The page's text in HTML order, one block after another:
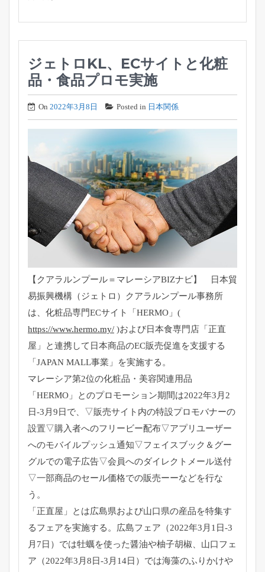
ジェトロKL、ECサイトと化粧
品・食品プロモ実施
On 2022年3月8日 Posted in 日本関係
【クアラルンプール＝マレーシアBIZナビ】 日本貿
易振興機構（ジェトロ）クアラルンプール事務所
は、化粧品専門ECサイト「HERMO」(
https://www.hermo.my/ )および日本食専門店「正直
屋」と連携して日本商品のEC販売促進を支援する
「JAPAN MALL事業」を実施する。
マレーシア第2位の化粧品・美容関連用品
「HERMO」とのプロモーション期間は2022年3月2
日-3月9日で、▽販売サイト内の特設プロモバナーの
設置▽購入者へのフリービー配布▽アプリユーザー
へのモバイルプッシュ通知▽フェイスブック＆グー
グルでの電子広告▽会員へのダイレクトメール送付
▽一部商品のセール価格での販売ーーなどを行な
う。
「正直屋」とは広島県および山口県の産品を特集す
るフェアを実施する。広島フェア（2022年3月1日-3
月7日）では牡蠣を使った醤油や柚子胡椒、山口フェ
ア（2022年3月8日-3月14日）では海藻のふりかけや